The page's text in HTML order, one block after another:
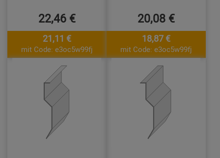
22,46 €
21,11 €
mit Code: e3oc5w99fj
20,08 €
18,87 €
mit Code: e3oc5w99fj